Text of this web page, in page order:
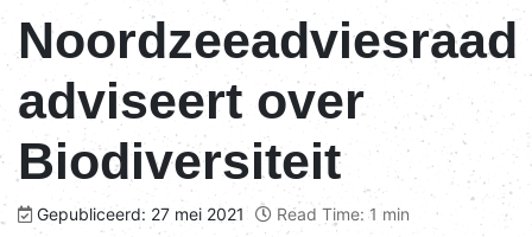
Noordzeeadviesraad
adviseert over
Biodiversiteit
Gepubliceerd: 27 mei 2021 Read Time: 1 min